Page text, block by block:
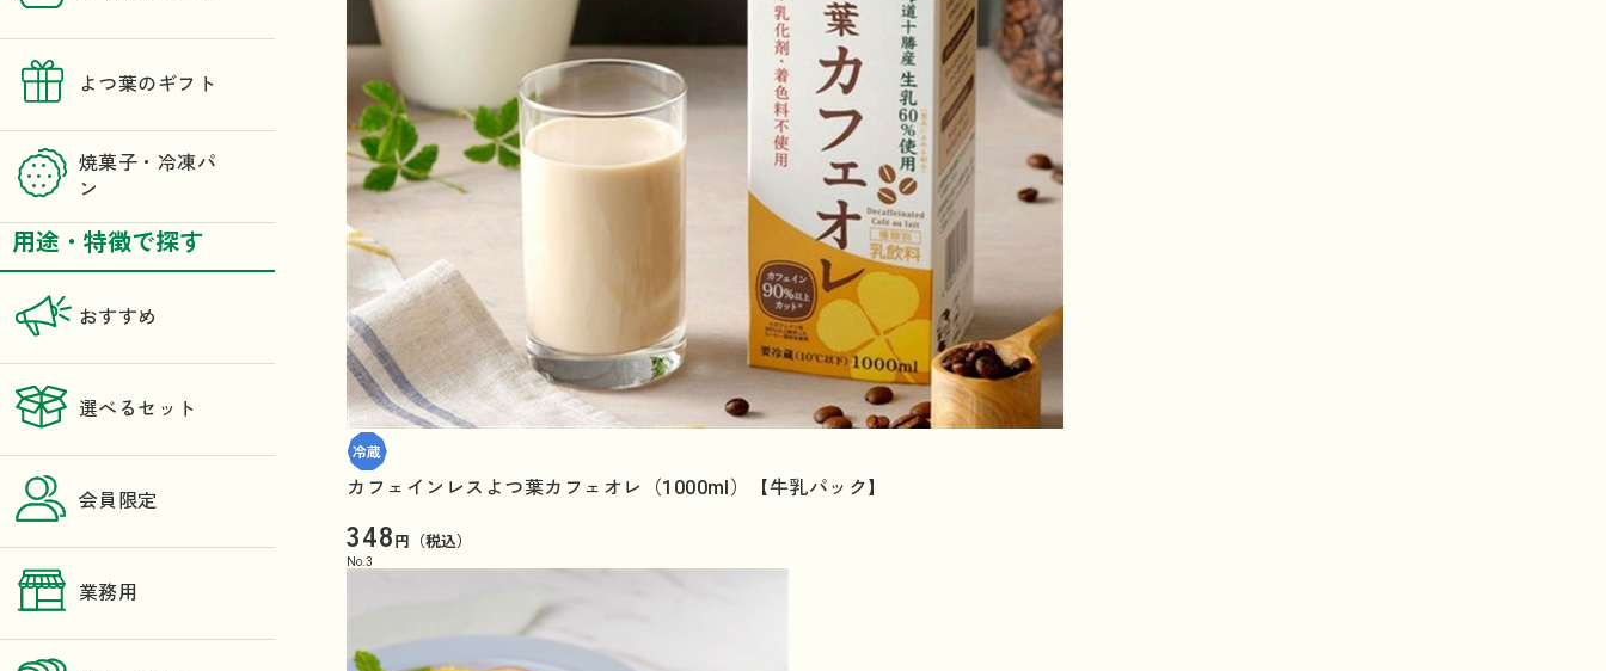
よつ葉のギフト
焼菓子・冷凍パ
ン
用途・特徴で探す
おすすめ
選べるセット
会員限定
業務用
カフェインレスよつ葉カフェオレ（1000ml）【牛乳パック】
348円（税込）
No.3